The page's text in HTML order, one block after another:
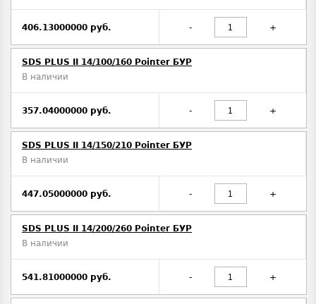
406.13000000 руб. - +
SDS PLUS II 14/100/160 Pointer БУР
В наличии
357.04000000 руб. - +
SDS PLUS II 14/150/210 Pointer БУР
В наличии
447.05000000 руб. - +
SDS PLUS II 14/200/260 Pointer БУР
В наличии
541.81000000 руб. - +